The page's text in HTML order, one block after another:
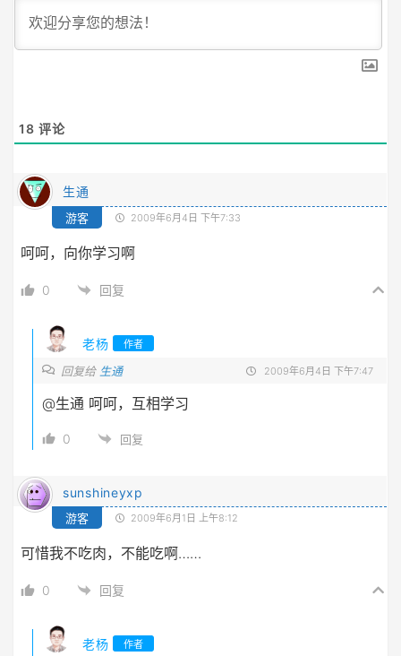
18 评论
生通
游客 2009年6月4日 下午7:33
呵呵，向你学习啊
0 回复
老杨 作者
回复给 生通 2009年6月4日 下午7:47
@生通 呵呵，互相学习
0 回复
sunshineyxp
游客 2009年6月1日 上午8:12
可惜我不吃肉，不能吃啊……
0 回复
老杨 作者